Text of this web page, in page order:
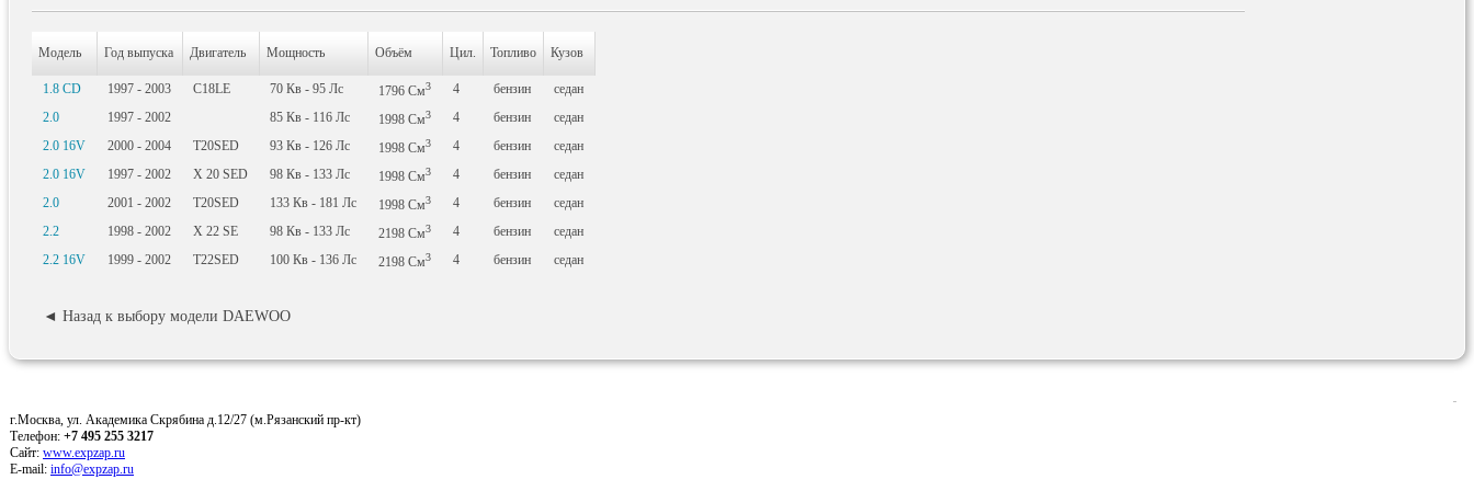
Модель Год выпуска Двигатель Мощность Объём Цил. Топливо Кузов
1.8 CD 1997 - 2003 C18LE 70 Кв - 95 Лс 1796 См3 4 бензин
седан
2.0
1997 - 2002 85 Кв - 116 Лс 1998 См3 4 бензин
седан
2.0 16V
2000 - 2004 T20SED 93 Кв - 126 Лс 1998 См3 4 бензин
седан
2.0 16V
1997 - 2002 X 20 SED 98 Кв - 133 Лс 1998 См3 4 бензин
седан
2.0
2001 - 2002 T20SED 133 Кв - 181 Лс 1998 См3 4 бензин
седан
2.2
1998 - 2002 X 22 SE 98 Кв - 133 Лс 2198 См3 4 бензин
седан
2.2 16V
1999 - 2002 T22SED 100 Кв - 136 Лс 2198 См3 4 бензин седан
◄ Назад к выбору модели DAEWOO
г.Москва, ул. Академика Скрябина д.12/27 (м.Рязанский пр-кт)
Телефон: +7 495 255 3217
Сайт: www.expzap.ru
E-mail: info@expzap.ru